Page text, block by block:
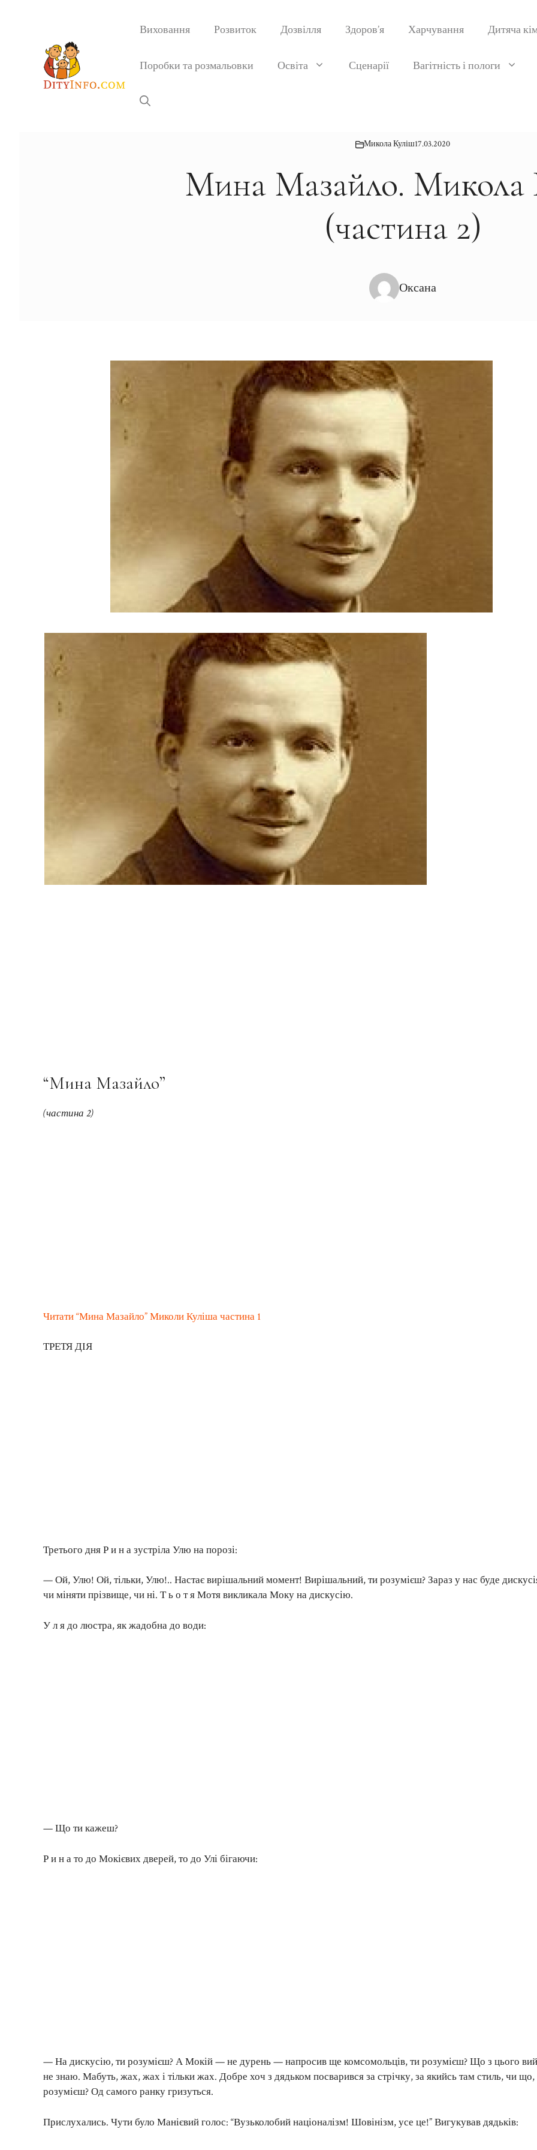
Виховання Розвиток Дозвілля Здоров’я Харчування Дитяча
Поробки та розмальовки Освіта Сценарії Вагітність і пологи
Микола Куліш17.03.2020
Мина Мазайло. Микола
(частина 2)
Оксана
“Мина Мазайло”
(частина 2)
Читати “Мина Мазайло” Миколи Куліша частина 1
ТРЕТЯ ДІЯ
Третього дня Р и н а зустріла Улю на порозі:
— Ой, Улю! Ой, тільки, Улю!.. Настає вирішальний момент! Вирішальний, ти розумієш? Зараз у нас буде
чи міняти прізвище, чи ні. Т ь о т я Мотя викликала Моку на дискусію.
У л я до люстра, як жадобна до води:
— Що ти кажеш?
Р и н а то до Мокієвих дверей, то до Улі бігаючи:
— На дискусію, ти розумієш? А Мокій — не дурень — напросив ще комсомольців, ти розумієш? Що з цього
не знаю. Мабуть, жах, жах і тільки жах. Добре хоч з дядьком посварився за стрічку, за якийсь там стиль, чи що,
розумієш? Од самого ранку гризуться.
Прислухались. Чути було Манієвий голос: “Вузьколобий націоналізм! Шовінізм, усе це!” Вигукував дядьків: